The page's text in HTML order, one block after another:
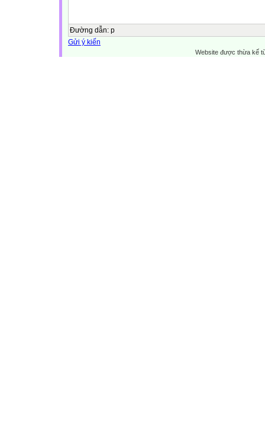
Đường dẫn: p
Gửi ý kiến
Website được thừa kế